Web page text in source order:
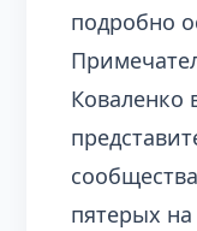
подробно
Коваленко
пятерых